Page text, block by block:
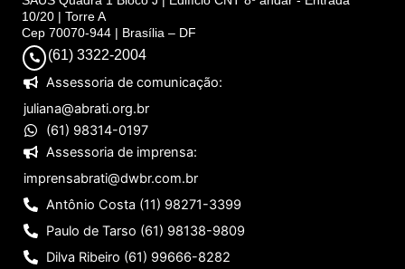
10/20 | Torre A
Cep 70070-944 | Brasília – DF
(61) 3322-2004
Assessoria de comunicação:
juliana@abrati.org.br
(61) 98314-0197
Assessoria de imprensa:
imprensabrati@dwbr.com.br
Antônio Costa (11) 98271-3399
Paulo de Tarso (61) 98138-9809
Dilva Ribeiro (61) 99666-8282